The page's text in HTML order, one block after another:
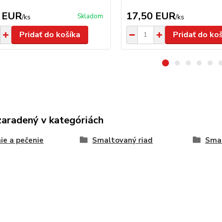
/ks Skladom
Pridať do košíka
17,50 EUR/ks
Pridať do
v kategóriách
a pečenie Smaltovaný riad